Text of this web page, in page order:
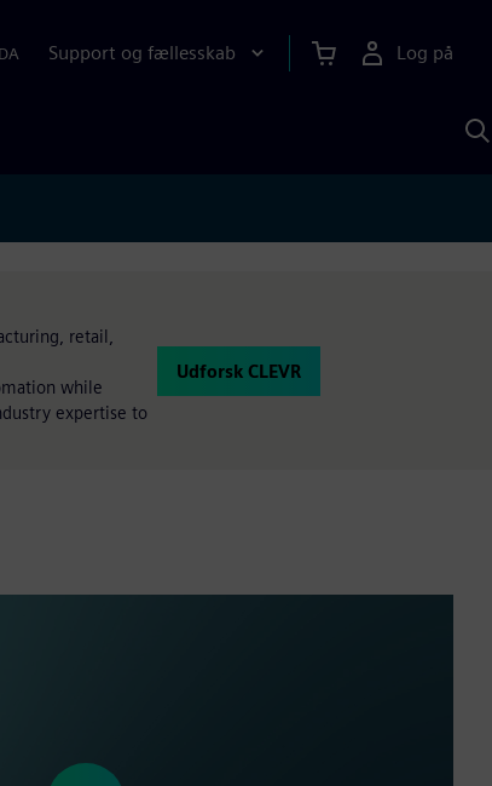
DA Support og fællesskab Log på
retail,
while
expertise to
Udforsk CLEVR